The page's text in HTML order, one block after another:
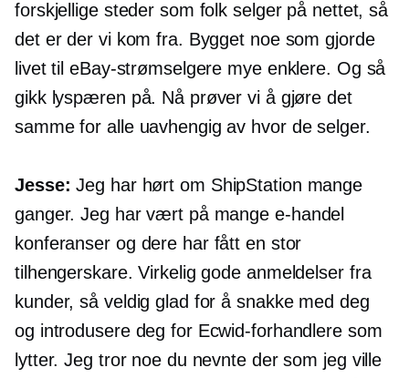
forskjellige steder som folk selger på nettet, så
det er der vi kom fra. Bygget noe som gjorde
livet til eBay-strømselgere mye enklere. Og så
gikk lyspæren på. Nå prøver vi å gjøre det
samme for alle uavhengig av hvor de selger.
Jesse: Jeg har hørt om ShipStation mange
ganger. Jeg har vært på mange e-handel
konferanser og dere har fått en stor
tilhengerskare. Virkelig gode anmeldelser fra
kunder, så veldig glad for å snakke med deg
og introdusere deg for Ecwid-forhandlere som
lytter. Jeg tror noe du nevnte der som jeg ville